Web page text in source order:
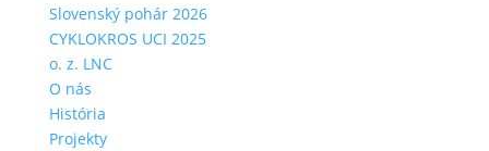
Slovenský pohár 2026
CYKLOKROS UCI 2025
o. z. LNC
O nás
História
Projekty